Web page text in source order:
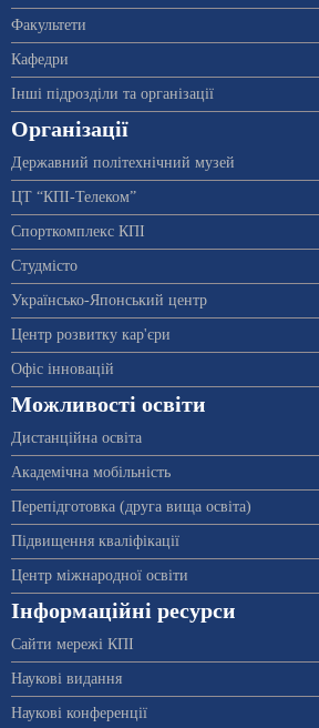
Факультети
Кафедри
Інші підрозділи та організації
Організації
Державний політехнічний музей
ЦТ “КПІ-Телеком”
Спорткомплекс КПІ
Студмісто
Українсько-Японський центр
Центр розвитку кар'єри
Офіс інновацій
Можливості освіти
Дистанційна освіта
Академічна мобільність
Перепідготовка (друга вища освіта)
Підвищення кваліфікації
Центр міжнародної освіти
Інформаційні ресурси
Сайти мережі КПІ
Наукові видання
Наукові конференції